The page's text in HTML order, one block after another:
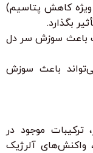
ویژه کاهش پتاسیم)
بگذارد.
باعث سوزش سر دل
باعث سوزش
ترکیبات موجود در
واکنش‌های آلرژیک